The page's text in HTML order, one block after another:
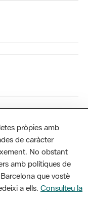
pròpies amb
de caràcter
No obstant
amb polítiques de
que vostè
a ells. Consulteu la